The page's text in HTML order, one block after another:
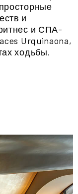
и
и СПА-
Urquinaona,
ходьбы.